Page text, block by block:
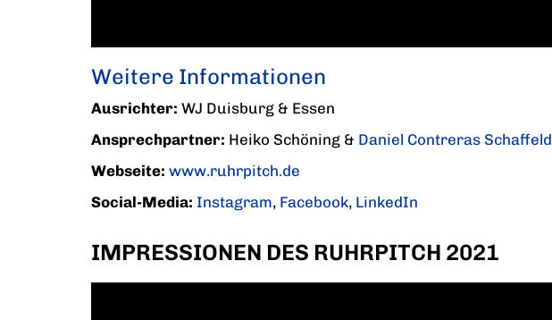
Weitere Informationen
Ausrichter: WJ Duisburg & Essen
Ansprechpartner: Heiko Schöning & Daniel Contreras Schaffeld
Webseite: www.ruhrpitch.de
Social-Media: Instagram, Facebook, LinkedIn
IMPRESSIONEN DES RUHRPITCH 2021